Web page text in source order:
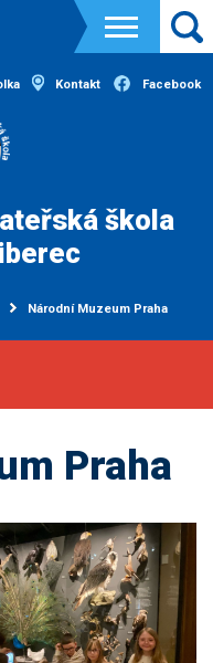
Kontakt Facebook
škola
Národní Muzeum Praha
Praha